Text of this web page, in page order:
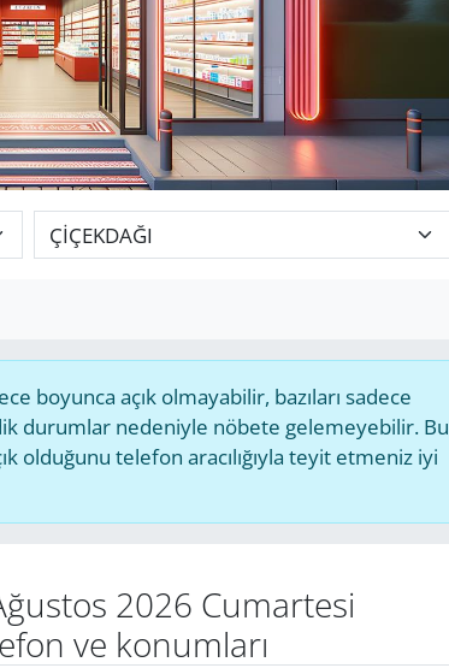
boyunca açık olmayabilir, bazıları sadece
durumlar nedeniyle nöbete gelemeyebilir. Bu
olduğunu telefon aracılığıyla teyit etmeniz iyi
2026 Cumartesi
ve konumları